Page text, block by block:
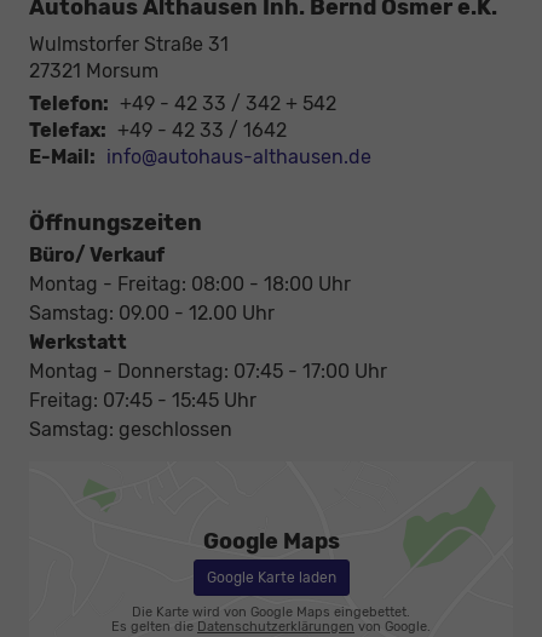
Autohaus Althausen Inh. Bernd Osmer e.K.
Wulmstorfer Straße 31
27321 Morsum
Telefon: +49 - 42 33 / 342 + 542
Telefax: +49 - 42 33 / 1642
E-Mail: info@autohaus-althausen.de
Öffnungszeiten
Büro/ Verkauf
Montag - Freitag: 08:00 - 18:00 Uhr
Samstag: 09.00 - 12.00 Uhr
Werkstatt
Montag - Donnerstag: 07:45 - 17:00 Uhr
Freitag: 07:45 - 15:45 Uhr
Samstag: geschlossen
Google Maps
Google Karte laden
Die Karte wird von Google Maps eingebettet.
Es gelten die Datenschutzerklärungen von Google.